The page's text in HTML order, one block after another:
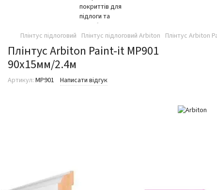
Плінтус підлоговий Плінтус підлоговий Arbiton Плінтус Arbiton
Плінтус Arbiton Paint-it МP901
90x15мм/2.4м
Артикул: МP901 Написати відгук